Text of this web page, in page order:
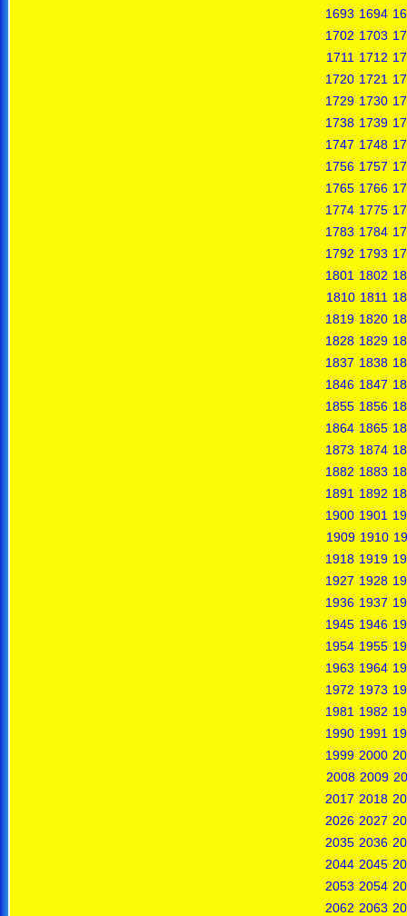
1693 1694
1702 1703
1711 1712
1720 1721
1729 1730
1738 1739
1747 1748
1756 1757
1765 1766
1774 1775
1783 1784
1792 1793
1801 1802
1810 1811
1819 1820
1828 1829
1837 1838
1846 1847
1855 1856
1864 1865
1873 1874
1882 1883
1891 1892
1900 1901
1909 1910
1918 1919
1927 1928
1936 1937
1945 1946
1954 1955
1963 1964
1972 1973
1981 1982
1990 1991
1999 2000
2008 2009
2017 2018
2026 2027
2035 2036
2044 2045
2053 2054
2062 2063